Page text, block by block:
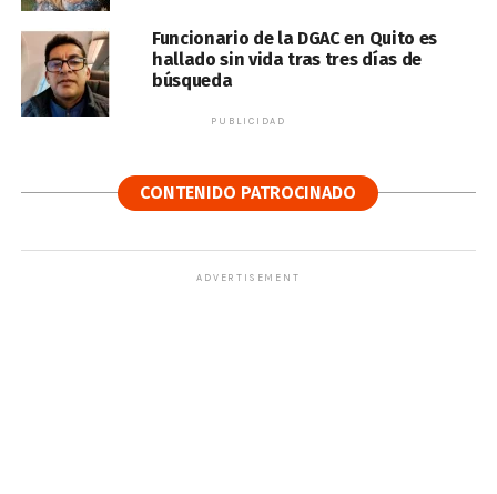
Funcionario de la DGAC en Quito es
hallado sin vida tras tres días de
búsqueda
PUBLICIDAD
CONTENIDO PATROCINADO
ADVERTISEMENT